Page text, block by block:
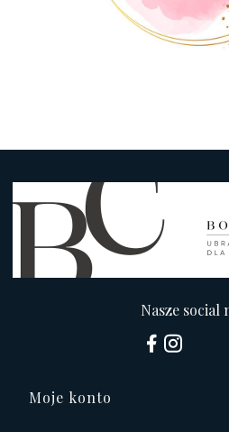
Nasze social
Linki w stopce
Moje konto